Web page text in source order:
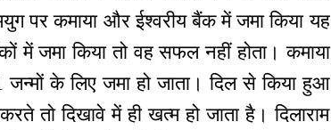
पर कमाया और ईश्वरीय बैंक में जमा किया यह
में जमा किया तो वह सफल नहीं होता। कमाया
के लिए जमा हो जाता। दिल से किया हुआ
तो दिखावे में ही खत्म हो जाता है। दिलाराम